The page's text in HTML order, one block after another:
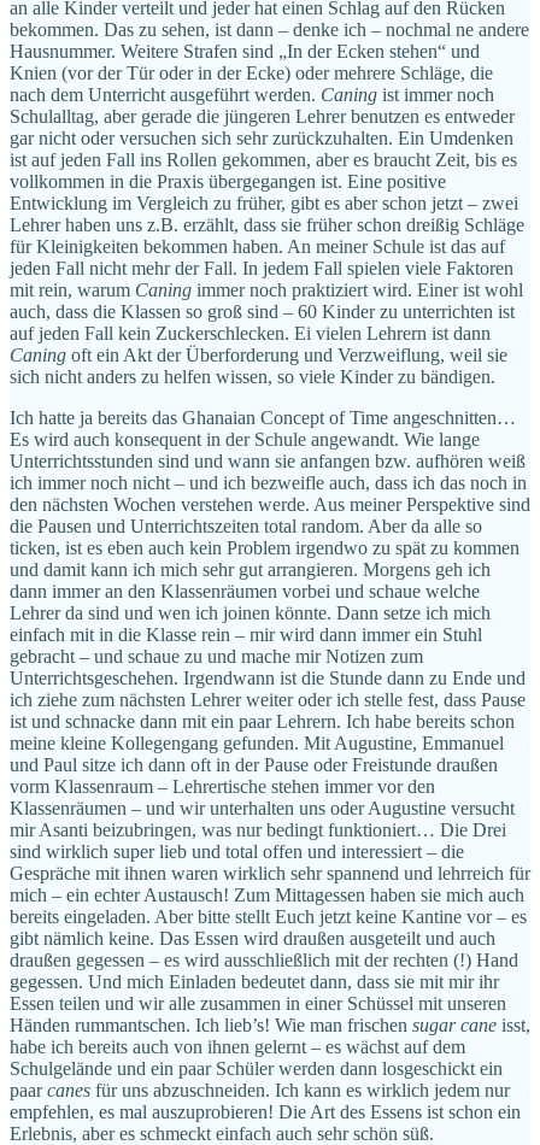
an alle Kinder verteilt und jeder hat einen Schlag auf den Rücken
bekommen. Das zu sehen, ist dann – denke ich – nochmal ne andere
Hausnummer. Weitere Strafen sind „In der Ecken stehen“ und
Knien (vor der Tür oder in der Ecke) oder mehrere Schläge, die
nach dem Unterricht ausgeführt werden. Caning ist immer noch
Schulalltag, aber gerade die jüngeren Lehrer benutzen es entweder
gar nicht oder versuchen sich sehr zurückzuhalten. Ein Umdenken
ist auf jeden Fall ins Rollen gekommen, aber es braucht Zeit, bis es
vollkommen in die Praxis übergegangen ist. Eine positive
Entwicklung im Vergleich zu früher, gibt es aber schon jetzt – zwei
Lehrer haben uns z.B. erzählt, dass sie früher schon dreißig Schläge
für Kleinigkeiten bekommen haben. An meiner Schule ist das auf
jeden Fall nicht mehr der Fall. In jedem Fall spielen viele Faktoren
mit rein, warum Caning immer noch praktiziert wird. Einer ist wohl
auch, dass die Klassen so groß sind – 60 Kinder zu unterrichten ist
auf jeden Fall kein Zuckerschlecken. Ei vielen Lehrern ist dann
Caning oft ein Akt der Überforderung und Verzweiflung, weil sie
sich nicht anders zu helfen wissen, so viele Kinder zu bändigen.
Ich hatte ja bereits das Ghanaian Concept of Time angeschnitten…
Es wird auch konsequent in der Schule angewandt. Wie lange
Unterrichtsstunden sind und wann sie anfangen bzw. aufhören weiß
ich immer noch nicht – und ich bezweifle auch, dass ich das noch in
den nächsten Wochen verstehen werde. Aus meiner Perspektive sind
die Pausen und Unterrichtszeiten total random. Aber da alle so
ticken, ist es eben auch kein Problem irgendwo zu spät zu kommen
und damit kann ich mich sehr gut arrangieren. Morgens geh ich
dann immer an den Klassenräumen vorbei und schaue welche
Lehrer da sind und wen ich joinen könnte. Dann setze ich mich
einfach mit in die Klasse rein – mir wird dann immer ein Stuhl
gebracht – und schaue zu und mache mir Notizen zum
Unterrichtsgeschehen. Irgendwann ist die Stunde dann zu Ende und
ich ziehe zum nächsten Lehrer weiter oder ich stelle fest, dass Pause
ist und schnacke dann mit ein paar Lehrern. Ich habe bereits schon
meine kleine Kollegengang gefunden. Mit Augustine, Emmanuel
und Paul sitze ich dann oft in der Pause oder Freistunde draußen
vorm Klassenraum – Lehrertische stehen immer vor den
Klassenräumen – und wir unterhalten uns oder Augustine versucht
mir Asanti beizubringen, was nur bedingt funktioniert… Die Drei
sind wirklich super lieb und total offen und interessiert – die
Gespräche mit ihnen waren wirklich sehr spannend und lehrreich für
mich – ein echter Austausch! Zum Mittagessen haben sie mich auch
bereits eingeladen. Aber bitte stellt Euch jetzt keine Kantine vor – es
gibt nämlich keine. Das Essen wird draußen ausgeteilt und auch
draußen gegessen – es wird ausschließlich mit der rechten (!) Hand
gegessen. Und mich Einladen bedeutet dann, dass sie mit mir ihr
Essen teilen und wir alle zusammen in einer Schüssel mit unseren
Händen rummantschen. Ich lieb’s! Wie man frischen sugar cane isst,
habe ich bereits auch von ihnen gelernt – es wächst auf dem
Schulgelände und ein paar Schüler werden dann losgeschickt ein
paarcanes für uns abzuschneiden. Ich kann es wirklich jedem nur
empfehlen, es mal auszuprobieren! Die Art des Essens ist schon ein
Erlebnis, aber es schmeckt einfach auch sehr schön süß.